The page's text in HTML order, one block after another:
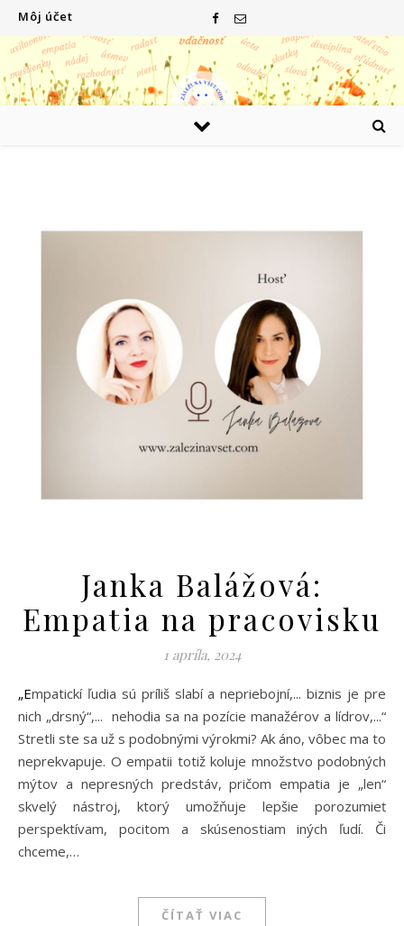
Môj účet
Janka Balážová:
Empatia na pracovisku
1 apríla, 2024
„Empatickí ľudia sú príliš slabí a nepriebojní,... biznis je pre
nich „drsný“,... nehodia sa na pozície manažérov a lídrov,...“
Stretli ste sa už s podobnými výrokmi? Ak áno, vôbec ma to
neprekvapuje. O empatii totiž koluje množstvo podobných
mýtov a nepresných predstáv, pričom empatia je „len“
skvelý nástroj, ktorý umožňuje lepšie porozumieť
perspektívam, pocitom a skúsenostiam iných ľudí. Či
chceme,…
ČÍTAŤ VIAC